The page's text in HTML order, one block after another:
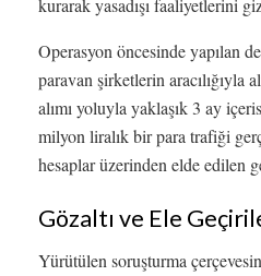
Operasyon öncesinde yapılan
paravan şirketlerin aracılığıyla
alımı yoluyla yaklaşık 3 ay
milyon liralık bir para trafiği
hesaplar üzerinden elde edilen
Gözaltı ve Ele
Yürütülen soruşturma